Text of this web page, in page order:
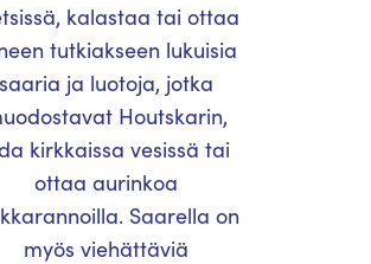
kalastaa tai ottaa
tutkiakseen lukuisia
saaria ja luotoja, jotka
Houtskarin,
kirkkaissa vesissä tai
ottaa aurinkoa
Saarella on
myös viehättäviä